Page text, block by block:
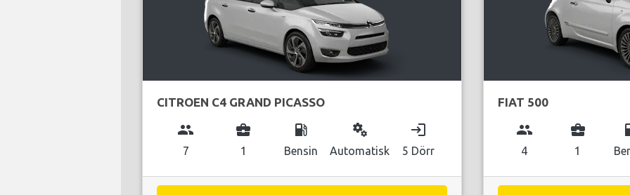
CITROEN C4 GRAND PICASSO
group
7
business_center
1
local_gas_station
Bensin
miscellaneous_services
Automatisk
login
5 Dörr
FIAT 500
group
4
business_center
1